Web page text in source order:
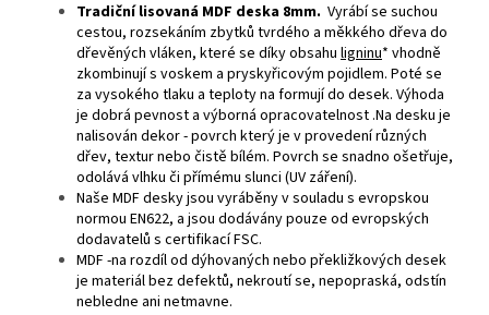
Tradiční lisovaná MDF deska 8mm. Vyrábí se suchou
cestou, rozsekáním zbytků tvrdého a měkkého dřeva do
dřevěných vláken, které se díky obsahu ligninu* vhodně
zkombinují s voskem a pryskyřicovým pojidlem. Poté se
za vysokého tlaku a teploty na formují do desek. Výhoda
je dobrá pevnost a výborná opracovatelnost .Na desku je
nalisován dekor - povrch který je v provedení různých
dřev, textur nebo čistě bílém. Povrch se snadno ošetřuje,
odolává vlhku či přímému slunci (UV záření).
Naše MDF desky jsou vyráběny v souladu s evropskou
normou EN622, a jsou dodávány pouze od evropských
dodavatelů s certifikací FSC.
MDF -na rozdíl od dýhovaných nebo překližkových desek
je materiál bez defektů, nekroutí se, nepopraská, odstín
nebledne ani netmavne.